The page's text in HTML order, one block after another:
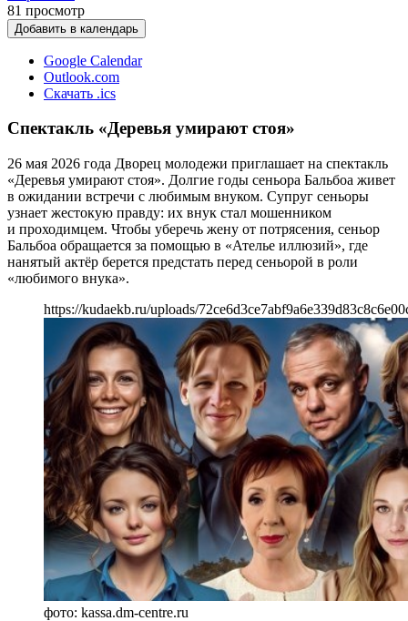
81 просмотр
Добавить в календарь
Google Calendar
Outlook.com
Скачать .ics
Спектакль «Деревья умирают стоя»
26 мая 2026 года Дворец молодежи приглашает на спектакль
«Деревья умирают стоя». Долгие годы сеньора Бальбоа живет
в ожидании встречи с любимым внуком. Супруг сеньоры
узнает жестокую правду: их внук стал мошенником
и проходимцем. Чтобы уберечь жену от потрясения, сеньор
Бальбоа обращается за помощью в «Ателье иллюзий», где
нанятый актёр берется предстать перед сеньорой в роли
«любимого внука».
https://kudaekb.ru/uploads/
фото: kassa.dm-centre.ru